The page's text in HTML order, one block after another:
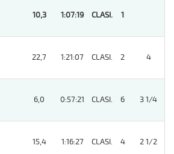
10,3 1:07:19 CLASI. 1
22,7 1:21:07 CLASI. 2 4
6,0 0:57:21 CLASI. 6 3 1/4
15,4 1:16:27 CLASI. 4 2 1/2